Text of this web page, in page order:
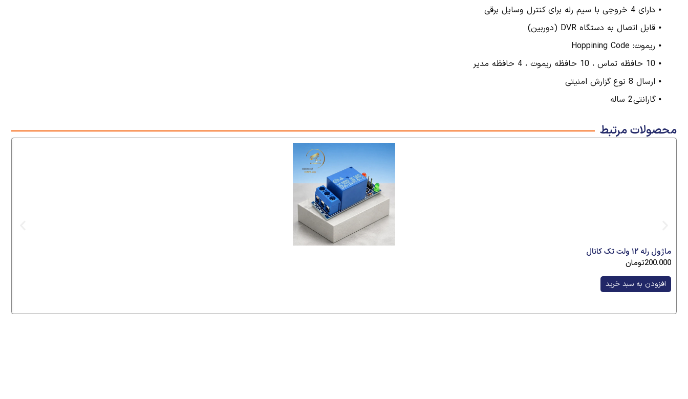
⦁ دارای 4 خروجی با سیم رله برای کنترل وسایل برقی
⦁ قابل اتصال به دستگاه DVR (دوربین)
⦁ ریموت: Hoppining Code
⦁ 10 حافظه تماس ، 10 حافظه ریموت ، 4 حافظه مدیر
⦁ ارسال 8 نوع گزارش امنیتی
⦁ گارانتی 2 ساله
محصولات مرتبط
ماژول رله ۱۲ ولت تک کانال
200.000تومان
افزودن به سبد خرید